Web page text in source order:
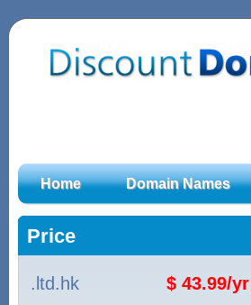
Home Domain Names
Price
.ltd.hk
$ 43.99/yr